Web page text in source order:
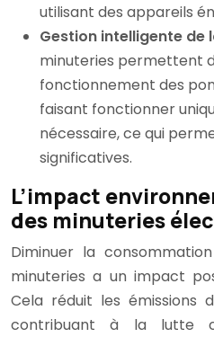
utilisant des appareils
Gestion intelligente de
minuteries permettent
fonctionnement des
faisant fonctionner
nécessaire, ce qui
significatives.
L’impact
des minuteries
Diminuer la
minuteries a un impact
Cela réduit les
contribuant à la lutte